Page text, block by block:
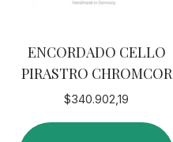
ENCORDADO CELLO
PIRASTRO CHROMCOR
$340.902,19